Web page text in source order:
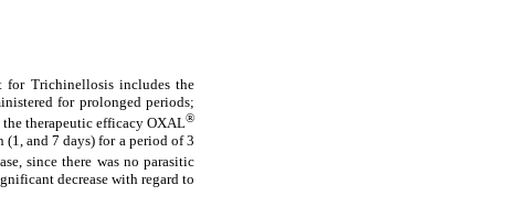
for Trichinellosis includes the
for prolonged periods;
the therapeutic efficacy OXAL®
and 7 days) for a period of 3
since there was no parasitic
decrease with regard to